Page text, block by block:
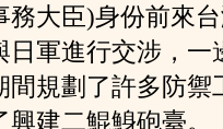
務大臣)身份前來
日軍進行交涉，一
間規劃了許多防禦
建二鯤鯓砲臺。